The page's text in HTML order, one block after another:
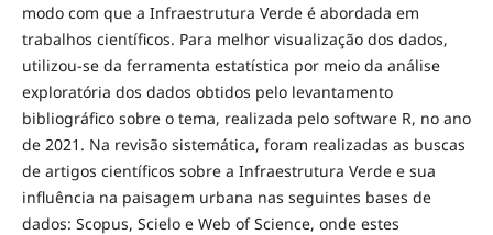
modo com que a Infraestrutura Verde é abordada em
trabalhos científicos. Para melhor visualização dos dados,
utilizou-se da ferramenta estatística por meio da análise
exploratória dos dados obtidos pelo levantamento
bibliográfico sobre o tema, realizada pelo software R, no ano
de 2021. Na revisão sistemática, foram realizadas as buscas
de artigos científicos sobre a Infraestrutura Verde e sua
influência na paisagem urbana nas seguintes bases de
dados: Scopus, Scielo e Web of Science, onde estes